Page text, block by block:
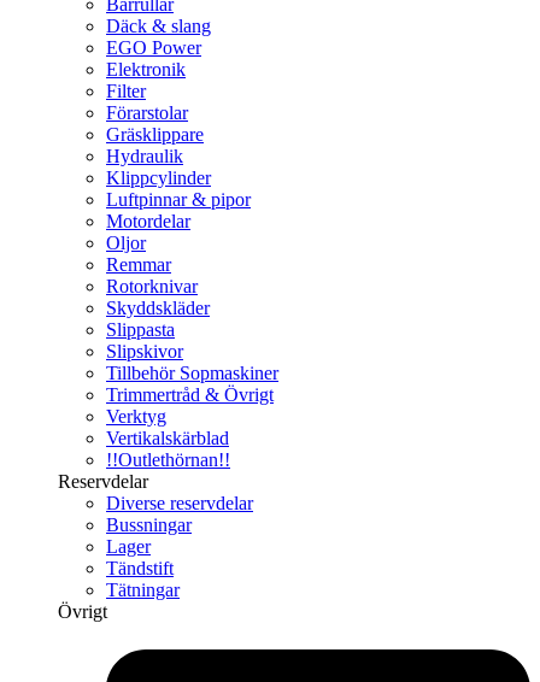
Bärrullar
Däck & slang
EGO Power
Elektronik
Filter
Förarstolar
Gräsklippare
Hydraulik
Klippcylinder
Luftpinnar & pipor
Motordelar
Oljor
Remmar
Rotorknivar
Skyddskläder
Slippasta
Slipskivor
Tillbehör Sopmaskiner
Trimmertråd & Övrigt
Verktyg
Vertikalskärblad
!!Outlethörnan!!
Reservdelar
Diverse reservdelar
Bussningar
Lager
Tändstift
Tätningar
Övrigt